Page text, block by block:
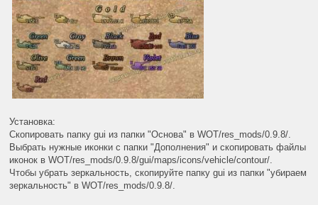
Установка:
Скопировать папку gui из папки "Основа" в WOT/res_mods/0.9.8/.
Выбрать нужные иконки с папки "Дополнения" и скопировать файлы
иконок в WOT/res_mods/0.9.8/gui/maps/icons/vehicle/contour/.
Чтобы убрать зеркальность, скопируйте папку gui из папки "убираем
зеркальность" в WOT/res_mods/0.9.8/.